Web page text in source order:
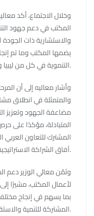
وخلال الاجتماع، أكد
المكتب في دعم جهود
والاستشارية ذات الجودة
يضمها المكتب وما تم
التنموية في كل من ليبيا وتونس.
وأشار معاليه إلى أن
والمتمثلة في انطلاق
مضاعفة الجهود وتعزيز
المتبادلة، مؤكدًا على
المشترك للتعاون العربي
آفاق الشراكة الاستراتيجية بين البلدين الشقيقين.
وثمّن معالي الوزير دعم
لأعمال المكتب، مشيرًا
بما يسهم في إنجاح
المشتركة للتنمية والاستقرار.